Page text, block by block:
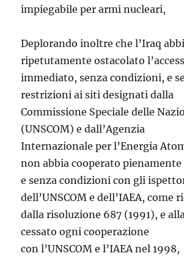
impiegabile per armi nucleari,
Deplorando inoltre che l’Iraq
ripetutamente ostacolato
immediato, senza condizioni, e
restrizioni ai siti designati dalla
Commissione Speciale delle
(UNSCOM) e dall’Agenzia
Internazionale per l’Energia
non abbia cooperato pienamente
e senza condizioni con gli
dell’UNSCOM e dell’IAEA, come
dalla risoluzione 687 (1991), e
cessato ogni cooperazione
con l’UNSCOM e l’IAEA nel 1998,